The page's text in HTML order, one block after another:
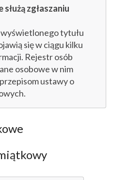
zgłaszaniu
tytułu
się w ciągu kilku
Rejestr osób
osobowe w nim
ustawy o